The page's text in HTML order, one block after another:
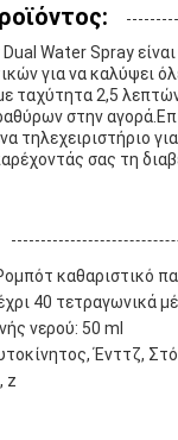
Water Spray
για να καλύψει
ταχύτητα 2,5
στην
τηλεχειριστήριο
σας τη
καθαριστικό
40 τετραγωνικά
νερού: 50 ml
Ένττζ,
z